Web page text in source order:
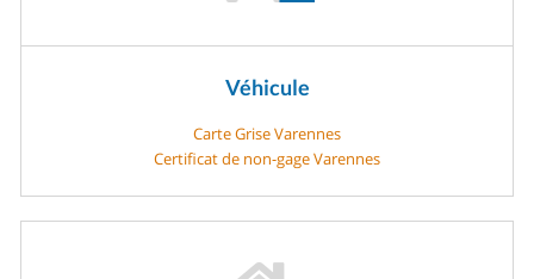
Véhicule
Carte Grise Varennes
Certificat de non-gage Varennes